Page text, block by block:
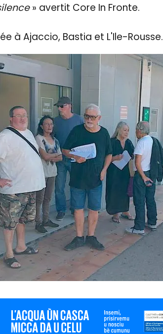
» avertit Core In Fronte.
à Ajaccio, Bastia et L'Ile-Rousse.